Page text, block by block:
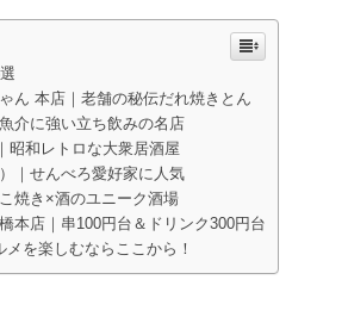
ん 本店｜老舗の秘伝だれ焼きとん
介に強い立ち飲みの名店
昭和レトロな大衆居酒屋
｜せんべろ愛好家に人気
焼き×酒のユニーク酒場
本店｜串100円台＆ドリンク300円台
メを楽しむならここから！